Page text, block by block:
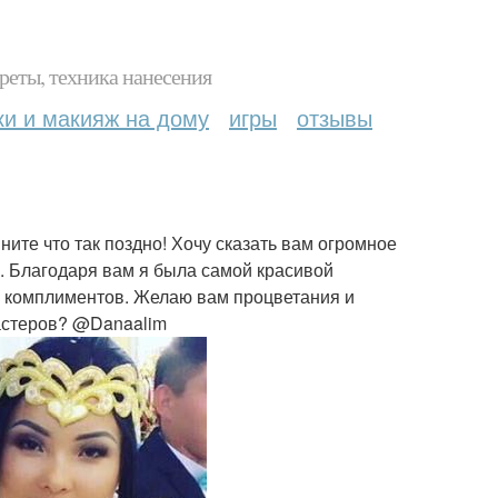
техника нанесения
и макияж на дому игры отзывы
что так поздно! Хочу сказать вам огромное
вам я была самой красивой
Желаю вам процветания и
@Danaalim